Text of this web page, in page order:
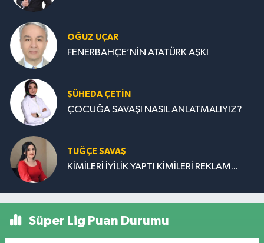
OĞUZ UÇAR
FENERBAHÇE’NİN ATATÜRK AŞKI
ŞÜHEDA ÇETİN
ÇOCUĞA SAVAŞI NASIL ANLATMALIYIZ?
TUĞÇE SAVAŞ
KİMİLERİ İYİLİK YAPTI KİMİLERİ REKLAM...
Süper Lig Puan Durumu